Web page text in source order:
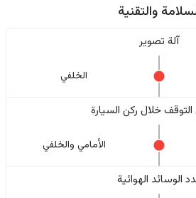
والتقنية
آلة تصوير
الخلفي
خلال ركن السيارة
الأمامي والخلفي
الوسائد الهوائية